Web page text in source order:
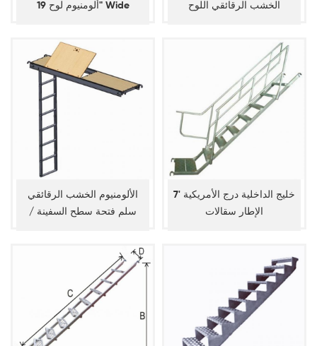
ألومنيوم لوح 19" Wide
الخشب الرقائقي اللوح
الألومنيوم الخشب الرقائقي
سلم فتحة سطح السفينة /
7' خليج الداخلية درج الأمريكية
الإطار سقالات